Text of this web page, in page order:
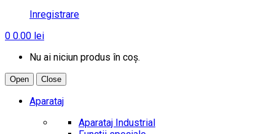
Inregistrare
0 0.00 lei
Nu ai niciun produs în coș.
Open Close
Aparataj
Aparataj Industrial